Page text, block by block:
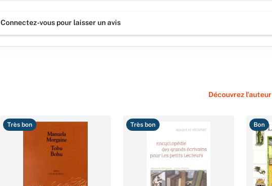
Connectez-vous pour laisser un avis
Découvrez l'auteur
Très bon Très bon Bon